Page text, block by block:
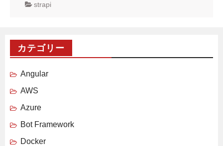
strapi
カテゴリー
Angular
AWS
Azure
Bot Framework
Docker